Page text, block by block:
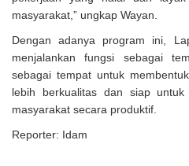
masyarakat,” ungkap Wayan.
Dengan adanya program ini,
menjalankan fungsi sebagai
sebagai tempat untuk
lebih berkualitas dan siap
masyarakat secara produktif.
Reporter: Idam